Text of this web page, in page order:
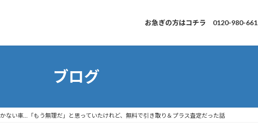
お急ぎの方はコチラ 0120-980-661
ブログ
ない車…「もう無理だ」と思っていたけれど、無料で引き取り＆プラス査定だった話